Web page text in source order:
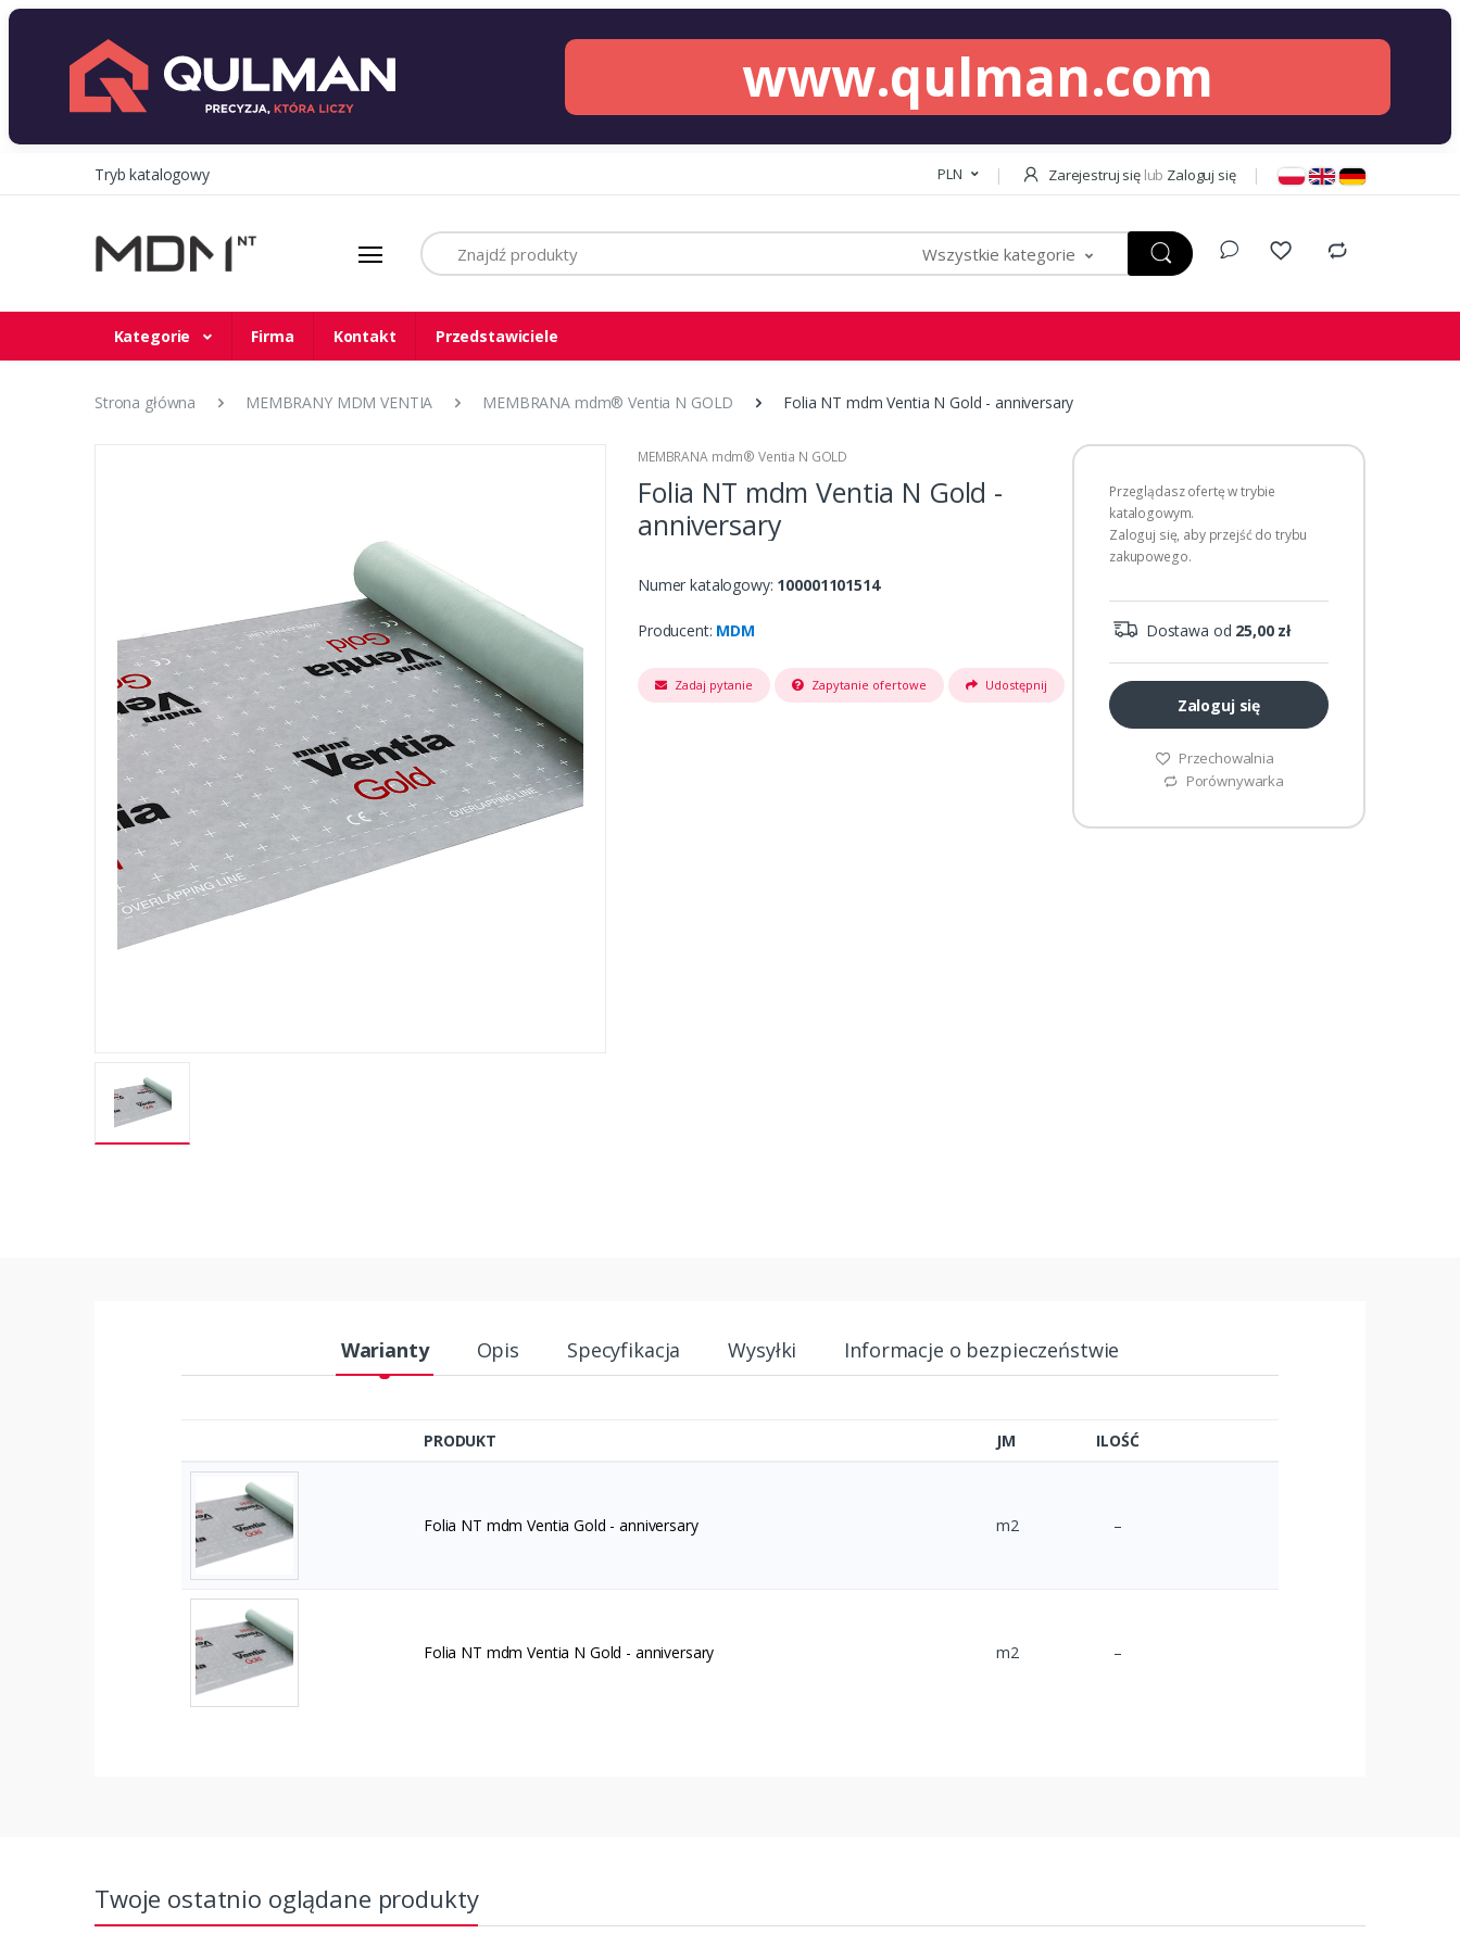
www.qulman.com
Tryb katalogowy PLN Zarejestruj się lub Zaloguj się
Szukaj
Wszystkie kategorie
Kategorie Firma Kontakt Przedstawiciele
Strona główna MEMBRANY MDM VENTIA MEMBRANA mdm® Ventia N GOLD Folia NT mdm Ventia N Gold - anniversary
MEMBRANA mdm® Ventia N GOLD
Folia NT mdm Ventia N Gold -
anniversary
Numer katalogowy: 100001101514
Producent: MDM
Zadaj pytanie Zapytanie ofertowe Udostępnij
Przeglądasz ofertę w trybie
katalogowym.
Zaloguj się, aby przejść do trybu
zakupowego.
Dostawa od 25,00 zł
Zaloguj się
Przechowalnia
Porównywarka
Warianty Opis Specyfikacja Wysyłki Informacje o bezpieczeństwie
PRODUKT JM ILOŚĆ
Folia NT mdm Ventia Gold - anniversary m2 –
Folia NT mdm Ventia N Gold - anniversary m2 –
Twoje ostatnio oglądane produkty